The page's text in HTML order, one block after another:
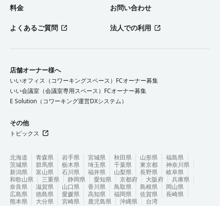
料金 お問い合わせ
よくあるご質問 法人での利用
店舗オーナー様へ
いいオフィス（コワーキングスペース）FCオーナー募集
いい会議室（会議室専用スペース）FCオーナー募集
E Solution（コワーキング運営DXシステム）
その他
トピックス
北海道 青森県 岩手県 宮城県 秋田県 山形県
福島県
茨城県
群馬県 栃木県 埼玉県 千葉県 東京都
神奈川県
新潟県
富山県 石川県 福井県 山梨県 長野県
岐阜県
和歌山県
三重県 静岡県 愛知県 京都府 大阪府
兵庫県
奈良県
滋賀県 山口県 香川県 鳥取県 島根県
岡山県
広島県
徳島県 愛媛県 高知県 福岡県 佐賀県
長崎県
熊本県
大分県 宮崎県 鹿児島県 沖縄県
台湾